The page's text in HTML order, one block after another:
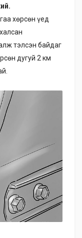
хөрсөн үед
тэлсэн байдаг
дугуй 2 км